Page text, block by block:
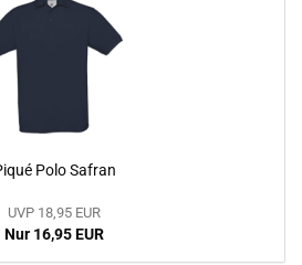
Polo Safran
UVP 18,95 EUR
Nur 16,95 EUR